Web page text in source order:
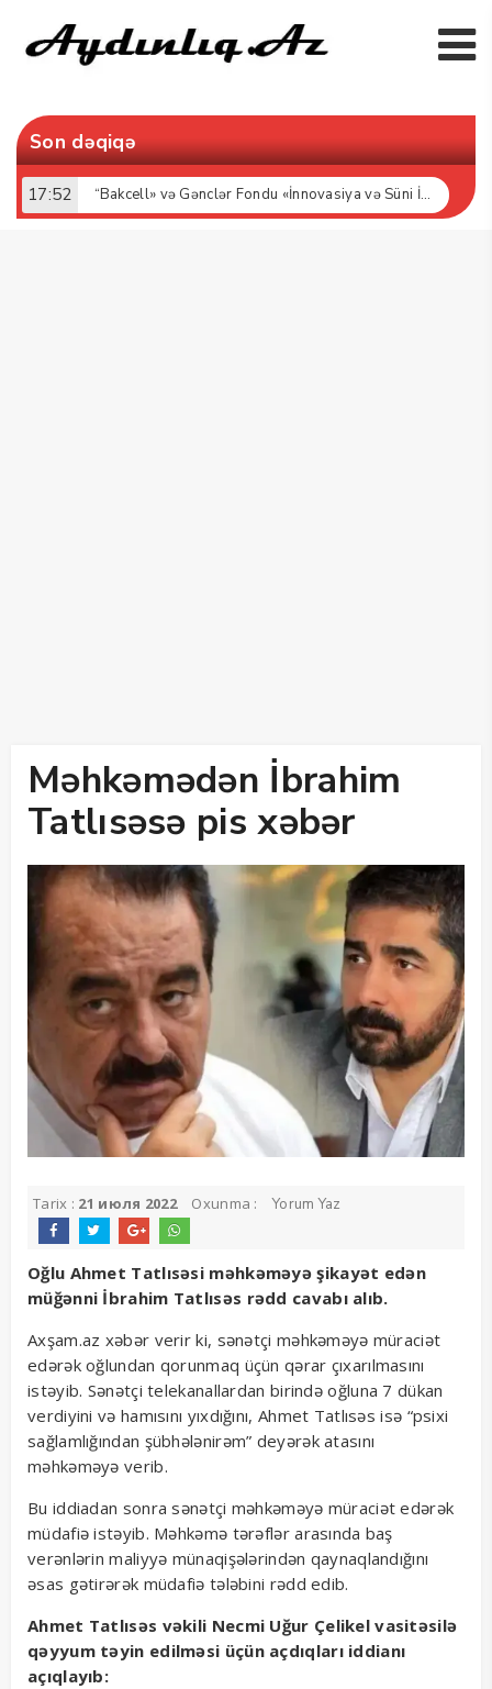
Son dəqiqə
17:52 “Bakcell» və Gənclər Fondu «İnnovasiya və Süni İntellekt» üzrə təqaüd proqramının qalibləri ilə görüş keçirib
Məhkəmədən İbrahim
Tatlısəsə pis xəbər
Tarix : 21 июля 2022 Oxunma : Yorum Yaz
Oğlu Ahmet Tatlısəsi məhkəməyə şikayət edən
müğənni İbrahim Tatlısəs rədd cavabı alıb.
Axşam.az xəbər verir ki, sənətçi məhkəməyə müraciət
edərək oğlundan qorunmaq üçün qərar çıxarılmasını
istəyib. Sənətçi telekanallardan birində oğluna 7 dükan
verdiyini və hamısını yıxdığını, Ahmet Tatlısəs isə “psixi
sağlamlığından şübhələnirəm” deyərək atasını
məhkəməyə verib.
Bu iddiadan sonra sənətçi məhkəməyə müraciət edərək
müdafiə istəyib. Məhkəmə tərəflər arasında baş
verənlərin maliyyə münaqişələrindən qaynaqlandığını
əsas gətirərək müdafiə tələbini rədd edib.
Ahmet Tatlısəs vəkili Necmi Uğur Çelikel vasitəsilə
qəyyum təyin edilməsi üçün açdıqları iddianı
açıqlayıb: